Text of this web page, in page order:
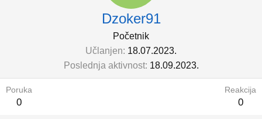
Dzoker91
Početnik
Učlanjen 18.07.2023.
Poslednja aktivnost 18.09.2023.
Poruka
0
Reakcija
0